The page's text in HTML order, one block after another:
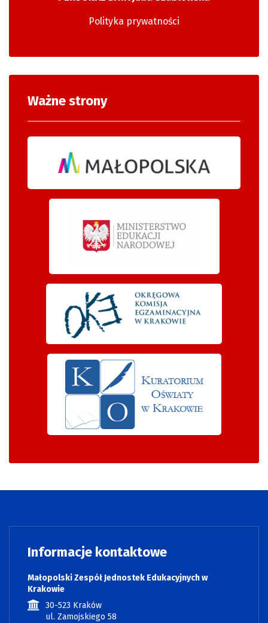
Polityka prywatności
Ważne strony
Informacje kontaktowe
Małopolski Zespół Jednostek Edukacyjnych w
Krakowie
30-523 Kraków
ul. Zamojskiego 58